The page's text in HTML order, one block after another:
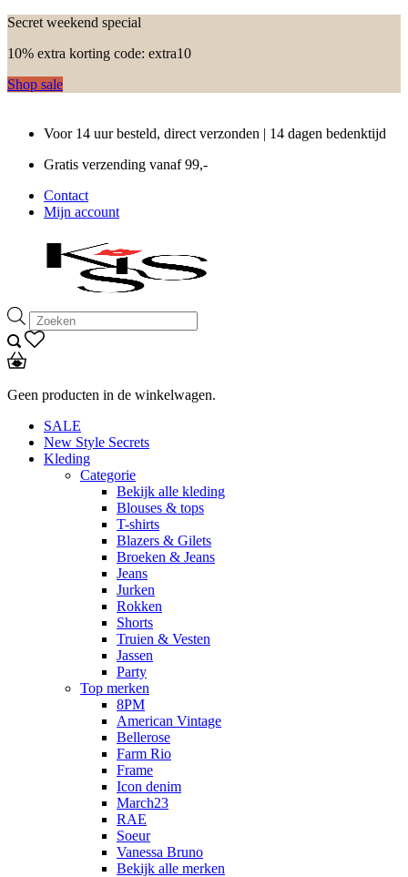
Secret weekend special
10% extra korting code: extra10
Shop sale
Voor 14 uur besteld, direct verzonden | 14 dagen bedenktijd
Gratis verzending vanaf 99,-
Contact
Mijn account
Producten
zoeken
Geen producten in de winkelwagen.
SALE
New Style Secrets
Kleding
Categorie
Bekijk alle kleding
Blouses & tops
T-shirts
Blazers & Gilets
Broeken & Jeans
Jeans
Jurken
Rokken
Shorts
Truien & Vesten
Jassen
Party
Top merken
8PM
American Vintage
Bellerose
Farm Rio
Frame
Icon denim
March23
RAE
Soeur
Vanessa Bruno
Bekijk alle merken